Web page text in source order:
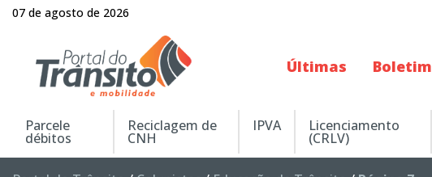
07 de agosto de 2026
Últimas Boletim
Parcele
débitos
Reciclagem de
CNH
IPVA Licenciamento
(CRLV)